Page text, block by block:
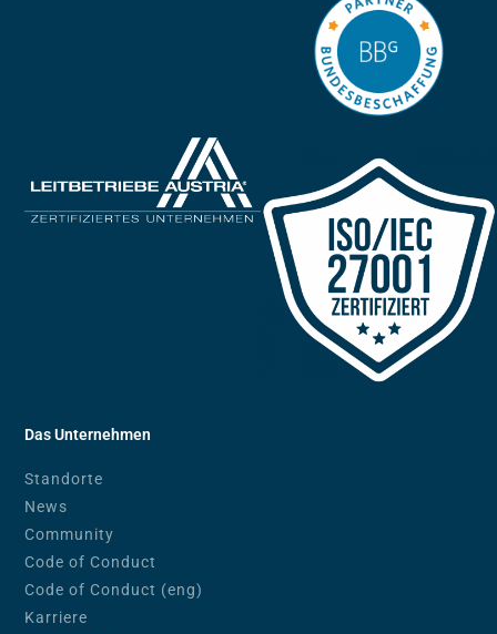
Das Unternehmen
Standorte
News
Community
Code of Conduct
Code of Conduct (eng)
Karriere